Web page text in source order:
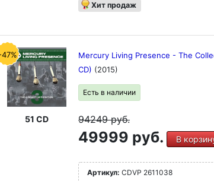
Хит продаж
51 CD
Mercury Living Presence - The
CD) (2015)
Есть в наличии
94249руб.
49999 руб. В
Артикул: CDVP 2611038